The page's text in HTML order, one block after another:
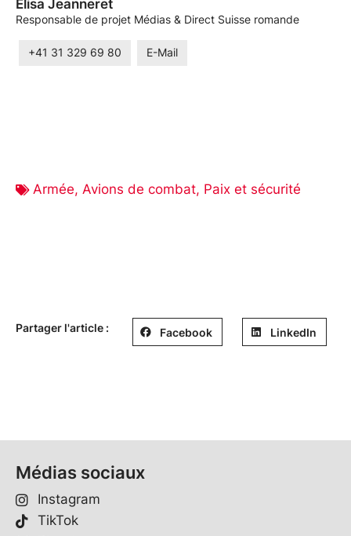
Elisa Jeanneret
Responsable de projet Médias & Direct Suisse romande
+41 31 329 69 80 E-Mail
Armée, Avions de combat, Paix et sécurité
Partager l'article : Facebook LinkedIn
Médias sociaux
Instagram
TikTok